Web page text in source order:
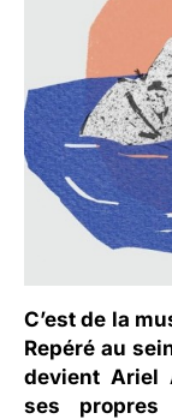
C’est de la
Repéré au
devient Ariel
ses propres